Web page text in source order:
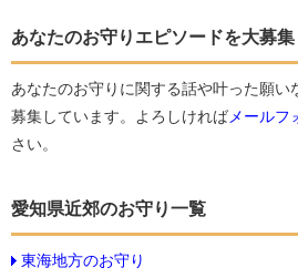
あなたのお守りエピソードを大募集
あなたのお守りに関する話や叶った願い
募集しています。よろしければメールフ
さい。
愛知県近郊のお守り一覧
東海地方のお守り